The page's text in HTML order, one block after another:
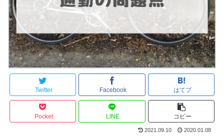
Twitter Facebook はてブ
Pocket LINE コピー
2021.09.10 2020.01.08